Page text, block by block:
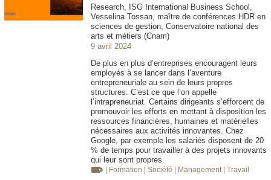
Research, ISG International Business School,
Vesselina Tossan, maître de conférences HDR en
sciences de gestion, Conservatoire national des
arts et métiers (Cnam)
9 avril 2024
De plus en plus d’entreprises encouragent leurs
employés à se lancer dans l’aventure
entrepreneuriale au sein de leurs propres
structures. C’est ce que l’on appelle
l’intrapreneuriat. Certains dirigeants s’efforcent de
promouvoir les efforts en mettant à disposition les
ressources financières, humaines et matérielles
nécessaires aux activités innovantes. Chez
Google, par exemple les salariés disposent de 20
% de temps pour travailler à des projets innovants
qui leur sont propres.
| Formation | Société | Management | Travail